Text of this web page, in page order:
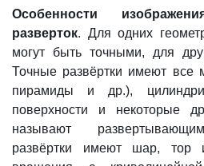
Особенности
разверток. Для одних
могут быть точными, для
Точные развёртки имеют все
пирамиды и др.),
поверхности и некоторые
называют
развёртки имеют шар, тор